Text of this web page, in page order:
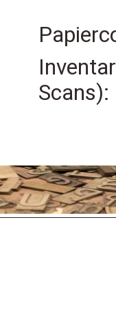
Scans):